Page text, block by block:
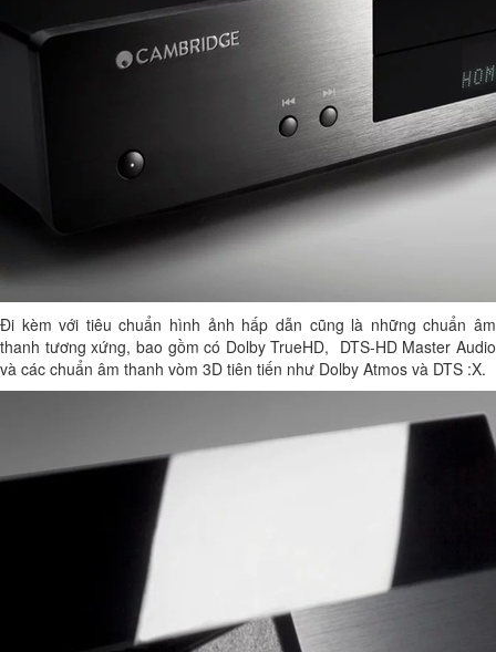
Đi kèm với tiêu chuẩn hình ảnh hấp dẫn cũng là những chuẩn âm
thanh tương xứng, bao gồm có Dolby TrueHD, DTS-HD Master Audio
và các chuẩn âm thanh vòm 3D tiên tiến như Dolby Atmos và DTS :X.